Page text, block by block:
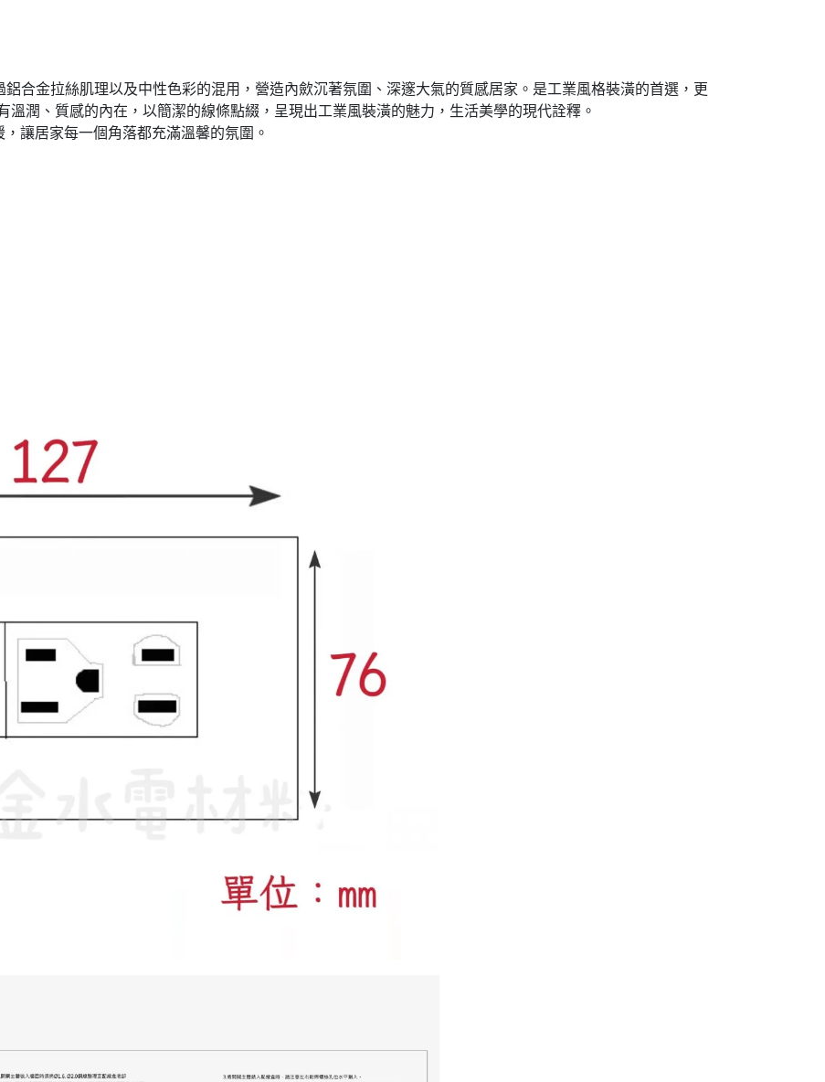
合金拉絲肌理以及中性色彩的混用，營造內歛沉著氛圍、深邃大氣的質感居家。是工業風格裝潢的首選，更
溫潤、質感的內在，以簡潔的線條點綴，呈現出工業風裝潢的魅力，生活美學的現代詮釋。
讓居家每一個角落都充滿溫馨的氛圍。